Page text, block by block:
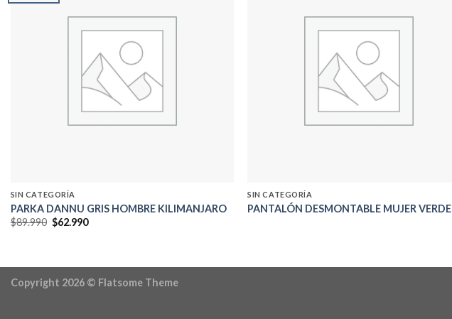
SIN CATEGORÍA
PARKA DANNU GRIS HOMBRE KILIMANJARO
$89.990 El
precio
$62.990El
SIN CATEGORÍA
PANTALÓN DESMONTABLE MUJER VERDE
Copyright 2026 © Flatsome Theme